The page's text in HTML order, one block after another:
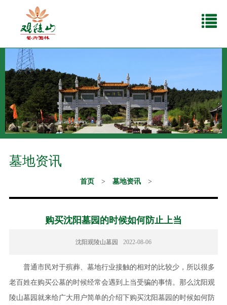
墓地资讯
首页 > 墓地资讯 >
购买沈阳墓园的时候如何防止上当
沈阳观陵山墓园 2022-08-06
普通市民对于殡葬、墓地行业接触的相对的比较少，所以很多
老百姓在购买公墓的时候经常会遇到上当受骗的事情。那么沈阳观
陵山墓园就来给广大用户简单的介绍下购买沈阳墓园的时候如何防